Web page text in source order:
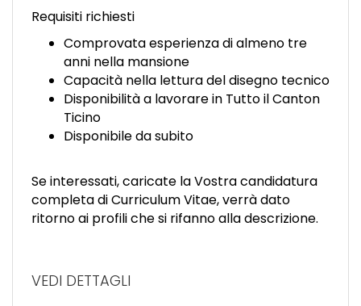
Requisiti richiesti
Comprovata esperienza di almeno tre
anni nella mansione
Capacità nella lettura del disegno tecnico
Disponibilità a lavorare in Tutto il Canton
Ticino
Disponibile da subito
Se interessati, caricate la Vostra candidatura
completa di Curriculum Vitae, verrà dato
ritorno ai profili che si rifanno alla descrizione.
VEDI DETTAGLI